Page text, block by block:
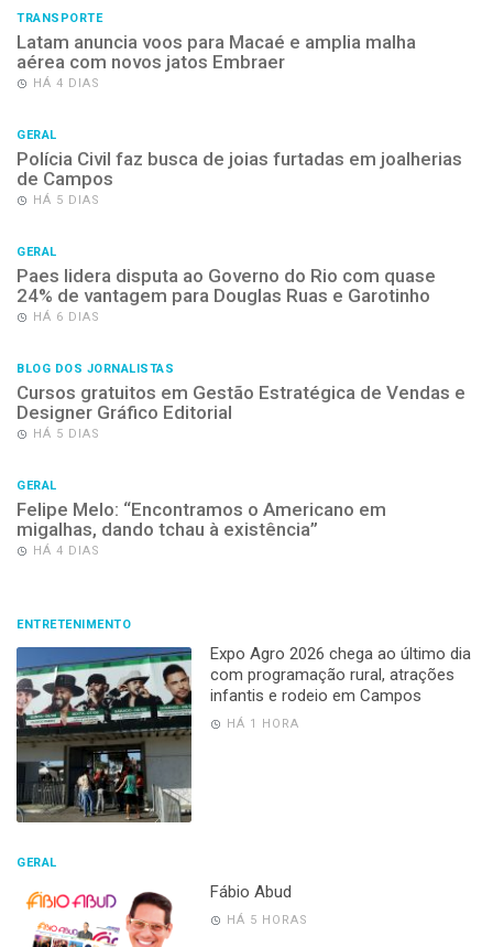
TRANSPORTE
Latam anuncia voos para Macaé e amplia malha
aérea com novos jatos Embraer
HÁ 4 DIAS
GERAL
Polícia Civil faz busca de joias furtadas em joalherias
de Campos
HÁ 5 DIAS
GERAL
Paes lidera disputa ao Governo do Rio com quase
24% de vantagem para Douglas Ruas e Garotinho
HÁ 6 DIAS
BLOG DOS JORNALISTAS
Cursos gratuitos em Gestão Estratégica de Vendas e
Designer Gráfico Editorial
HÁ 5 DIAS
GERAL
Felipe Melo: “Encontramos o Americano em
migalhas, dando tchau à existência”
HÁ 4 DIAS
ENTRETENIMENTO
Expo Agro 2026 chega ao último dia
com programação rural, atrações
infantis e rodeio em Campos
HÁ 1 HORA
GERAL
Fábio Abud
HÁ 5 HORAS